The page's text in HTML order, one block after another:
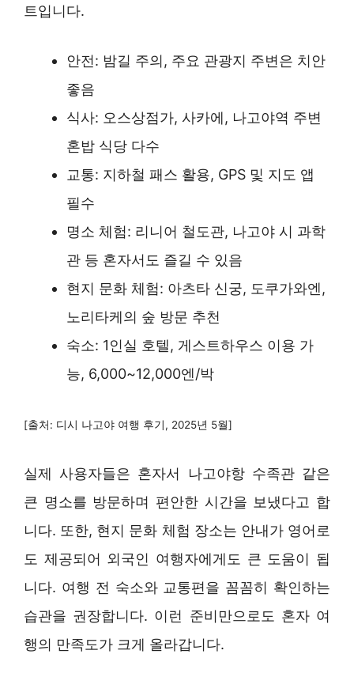
트입니다.
안전: 밤길 주의, 주요 관광지 주변은 치안
좋음
식사: 오스상점가, 사카에, 나고야역 주변
혼밥 식당 다수
교통: 지하철 패스 활용, GPS 및 지도 앱
필수
명소 체험: 리니어 철도관, 나고야 시 과학
관 등 혼자서도 즐길 수 있음
현지 문화 체험: 아츠타 신궁, 도쿠가와엔,
노리타케의 숲 방문 추천
숙소: 1인실 호텔, 게스트하우스 이용 가
능, 6,000~12,000엔/박
[출처: 디시 나고야 여행 후기, 2025년 5월]
실제 사용자들은 혼자서 나고야항 수족관 같은
큰 명소를 방문하며 편안한 시간을 보냈다고 합
니다. 또한, 현지 문화 체험 장소는 안내가 영어로
도 제공되어 외국인 여행자에게도 큰 도움이 됩
니다. 여행 전 숙소와 교통편을 꼼꼼히 확인하는
습관을 권장합니다. 이런 준비만으로도 혼자 여
행의 만족도가 크게 올라갑니다.